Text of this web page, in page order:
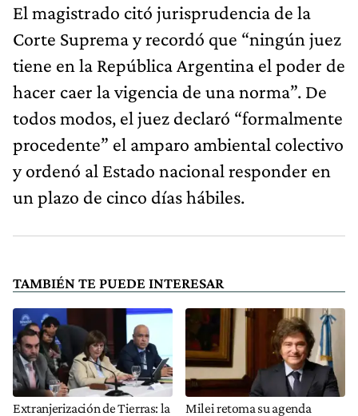
El magistrado citó jurisprudencia de la
Corte Suprema y recordó que “ningún juez
tiene en la República Argentina el poder de
hacer caer la vigencia de una norma”. De
todos modos, el juez declaró “formalmente
procedente” el amparo ambiental colectivo
y ordenó al Estado nacional responder en
un plazo de cinco días hábiles.
TAMBIÉN TE PUEDE INTERESAR
Extranjerización de Tierras: la
Milei retoma su agenda